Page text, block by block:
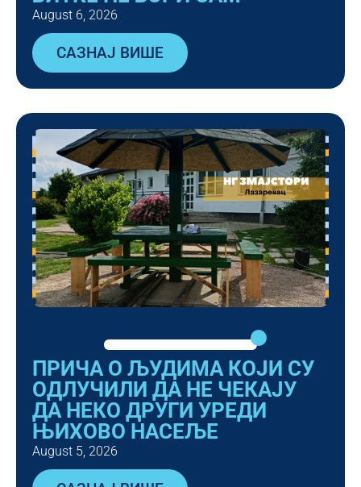
August 6, 2026
САЗНАЈ ВИШЕ
ПРИЧА О ЉУДИМА КОЈИ СУ
ОДЛУЧИЛИ ДА НЕ ЧЕКАЈУ
ДА НЕКО ДРУГИ УРЕДИ
ЊИХОВО НАСЕЉЕ
August 5, 2026